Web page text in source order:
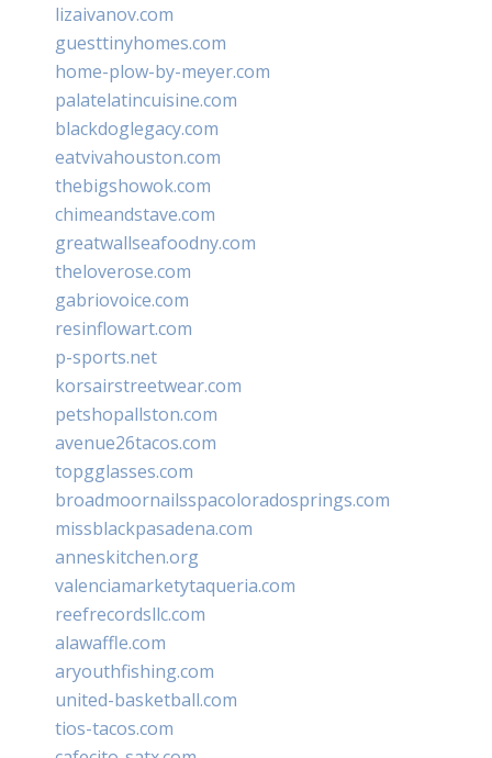
lizaivanov.com
guesttinyhomes.com
home-plow-by-meyer.com
palatelatincuisine.com
blackdoglegacy.com
eatvivahouston.com
thebigshowok.com
chimeandstave.com
greatwallseafoodny.com
theloverose.com
gabriovoice.com
resinflowart.com
p-sports.net
korsairstreetwear.com
petshopallston.com
avenue26tacos.com
topgglasses.com
broadmoornailsspacoloradosprings.com
missblackpasadena.com
anneskitchen.org
valenciamarketytaqueria.com
reefrecordsllc.com
alawaffle.com
aryouthfishing.com
united-basketball.com
tios-tacos.com